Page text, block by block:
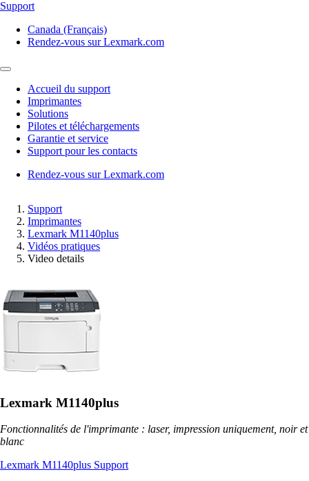
Support
Canada (Français)
Rendez-vous sur Lexmark.com
Accueil du support
Imprimantes
Solutions
Pilotes et téléchargements
Garantie et service
Support pour les contacts
Rendez-vous sur Lexmark.com
Support
Imprimantes
Lexmark M1140plus
Vidéos pratiques
Video details
Lexmark M1140plus
Fonctionnalités de l'imprimante : laser, impression uniquement, noir et
blanc
Lexmark M1140plus Support